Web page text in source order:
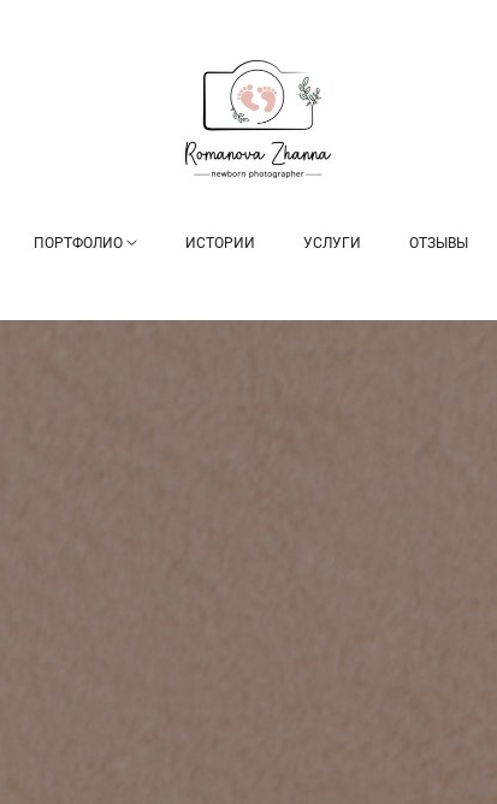
ПОРТФОЛИО ИСТОРИИ УСЛУГИ ОТЗЫВЫ